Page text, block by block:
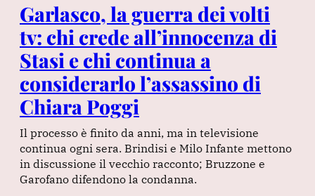
Garlasco, la guerra dei volti
tv: chi crede all’innocenza di
Stasi e chi continua a
considerarlo l’assassino di
Chiara Poggi
Il processo è finito da anni, ma in televisione
continua ogni sera. Brindisi e Milo Infante mettono
in discussione il vecchio racconto; Bruzzone e
Garofano difendono la condanna.